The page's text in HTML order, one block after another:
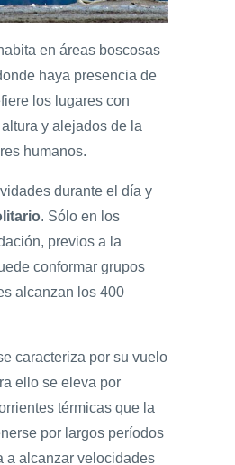
en áreas boscosas
haya presencia de
los lugares con
y alejados de la
humanos.
durante el día y
. Sólo en los
previos a la
conformar grupos
alcanzan los 400
caracteriza por su vuelo
ello se eleva por
térmicas que la
por largos períodos
a alcanzar velocidades